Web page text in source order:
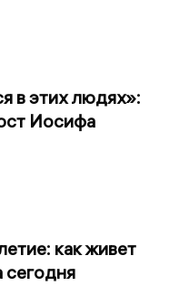
в этих людях»:
Иосифа
как живет
сегодня